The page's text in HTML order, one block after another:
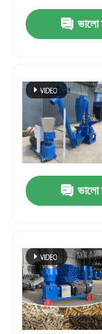
পণ্য
VR প্রদর্শন
ভালো
ভালো